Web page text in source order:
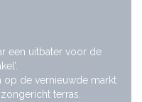
een uitbater voor de
op de vernieuwde markt
terras.